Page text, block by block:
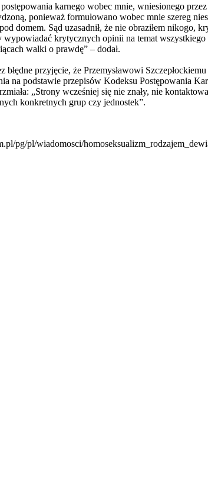
karnego wobec mnie, wniesionego
ponieważ formułowano wobec mnie szereg
domem. Sąd uzasadnił, że nie obraziłem
krytycznych opinii na temat
walki o prawdę” – dodał.
błędne przyjęcie, że Przemysławowi
na podstawie przepisów Kodeksu Postępowania
„Strony wcześniej się nie znały, nie
konkretnych grup czy jednostek”.
pg/pl/wiadomosci/